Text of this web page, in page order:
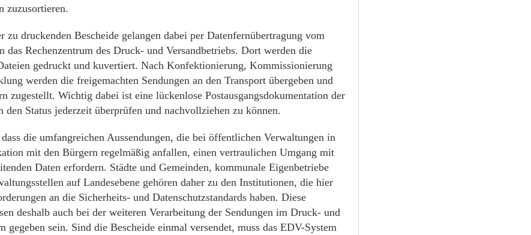
zuzusortieren.
zu druckenden Bescheide gelangen dabei per Datenfernübertragung vom
das Rechenzentrum des Druck- und Versandbetriebs. Dort werden die
gedruckt und kuvertiert. Nach Konfektionierung, Kommissionierung
werden die freigemachten Sendungen an den Transport übergeben und
zugestellt. Wichtig dabei ist eine lückenlose Postausgangsdokumentation der
den Status jederzeit überprüfen und nachvollziehen zu können.
die umfangreichen Aussendungen, die bei öffentlichen Verwaltungen in
mit den Bürgern regelmäßig anfallen, einen vertraulichen Umgang mit
Daten erfordern. Städte und Gemeinden, kommunale Eigenbetriebe
auf Landesebene gehören daher zu den Institutionen, die hier
an die Sicherheits- und Datenschutzstandards haben. Diese
deshalb auch bei der weiteren Verarbeitung der Sendungen im Druck- und
gegeben sein. Sind die Bescheide einmal versendet, muss das EDV-System